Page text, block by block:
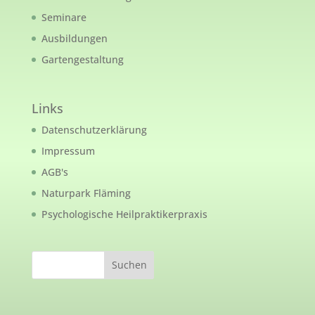
Seminare
Ausbildungen
Gartengestaltung
Links
Datenschutzerklärung
Impressum
AGB's
Naturpark Fläming
Psychologische Heilpraktikerpraxis